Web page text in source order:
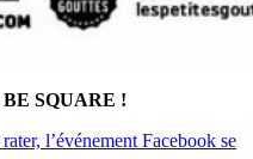
SQUARE !
l’événement Facebook se